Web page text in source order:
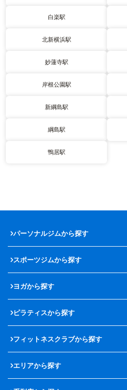
白楽駅
北新横浜駅
妙蓮寺駅
岸根公園駅
新綱島駅
綱島駅
鴨居駅
パーソナルジムから探す
スポーツジムから探す
ヨガから探す
ピラティスから探す
フィットネスクラブから探す
エリアから探す